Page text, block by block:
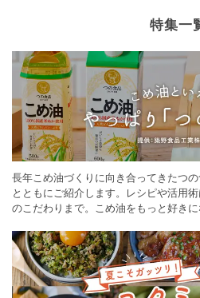
特集一
長年こめ油づくりに向き合ってきたつ
とともにご紹介します。レシピや活用
のこだわりまで。こめ油をもっと好き